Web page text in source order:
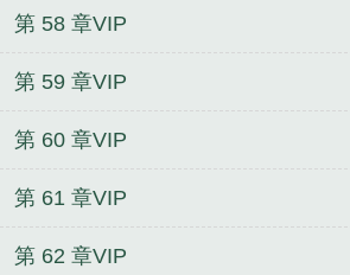
第 58 章VIP
第 59 章VIP
第 60 章VIP
第 61 章VIP
第 62 章VIP